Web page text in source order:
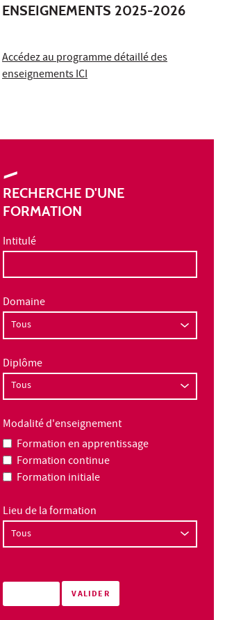
ENSEIGNEMENTS 2025-2026
Accédez au programme détaillé des
enseignements ICI
RECHERCHE D'UNE
FORMATION
Intitulé
Domaine
Diplôme
Modalité d'enseignement
Formation en apprentissage
Formation continue
Formation initiale
Lieu de la formation